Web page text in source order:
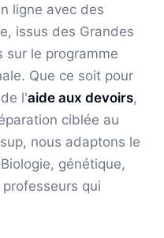
ligne avec des
issus des Grandes
sur le programme
Que ce soit pour
l'aide aux devoirs,
ciblée au
nous adaptons le
Biologie, génétique,
qui